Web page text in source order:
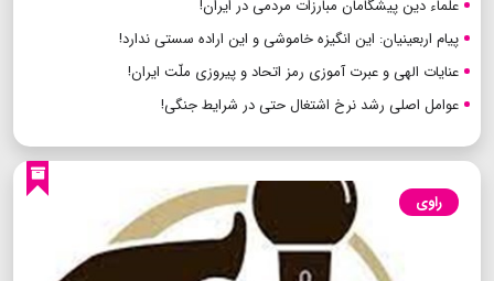
علماء دین پیشگامان مبارزات مردمی در ایران!
پیام اربعینیان: این انگیزه خاموشی و این اراده سستی ندارد!
عنایات الهی و عبرت آموزی رمز اتحاد و پیروزی ملّت ایران!
عوامل اصلی رشد نرخ اشتغال حتی در شرایط جنگی!
راوی